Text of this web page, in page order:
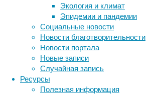
Экология и климат
Эпидемии и пандемии
Социальные новости
Новости благотворительности
Новости портала
Новые записи
Случайная запись
Ресурсы
Полезная информация
мире.
Немало
докладов
на
нем
было
посвящено
нейрорадиологии.